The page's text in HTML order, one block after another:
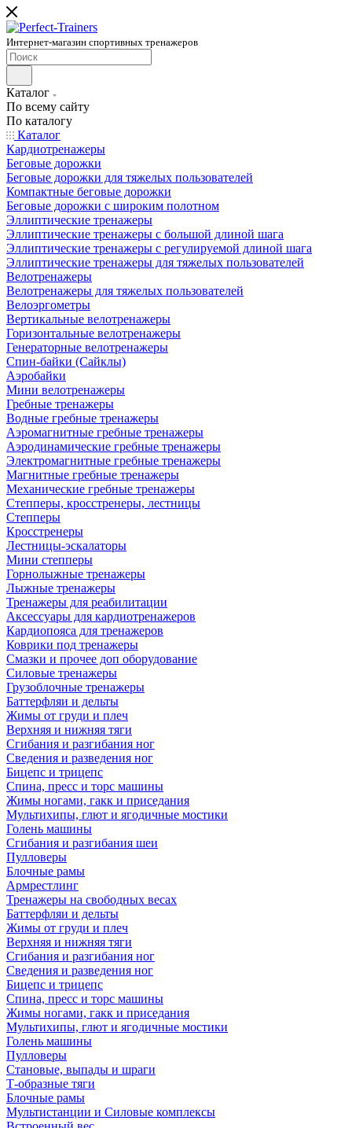
Интернет-магазин спортивных тренажеров
Каталог
По всему сайту
По каталогу
Каталог
Кардиотренажеры
Беговые дорожки
Беговые дорожки для тяжелых пользователей
Компактные беговые дорожки
Беговые дорожки с широким полотном
Эллиптические тренажеры
Эллиптические тренажеры с большой длиной шага
Эллиптические тренажеры с регулируемой длиной шага
Эллиптические тренажеры для тяжелых пользователей
Велотренажеры
Велотренажеры для тяжелых пользователей
Велоэргометры
Вертикальные велотренажеры
Горизонтальные велотренажеры
Генераторные велотренажеры
Спин-байки (Сайклы)
Аэробайки
Мини велотренажеры
Гребные тренажеры
Водные гребные тренажеры
Аэромагнитные гребные тренажеры
Аэродинамические гребные тренажеры
Электромагнитные гребные тренажеры
Магнитные гребные тренажеры
Механические гребные тренажеры
Степперы, кросстренеры, лестницы
Степперы
Кросстренеры
Лестницы-эскалаторы
Мини степперы
Горнолыжные тренажеры
Лыжные тренажеры
Тренажеры для реабилитации
Аксессуары для кардиотренажеров
Кардиопояса для тренажеров
Коврики под тренажеры
Смазки и прочее доп оборудование
Силовые тренажеры
Грузоблочные тренажеры
Баттерфляи и дельты
Жимы от груди и плеч
Верхняя и нижняя тяги
Сгибания и разгибания ног
Сведения и разведения ног
Бицепс и трицепс
Спина, пресс и торс машины
Жимы ногами, гакк и приседания
Мультихипы, глют и ягодичные мостики
Голень машины
Сгибания и разгибания шеи
Пулловеры
Блочные рамы
Армрестлинг
Тренажеры на свободных весах
Баттерфляи и дельты
Жимы от груди и плеч
Верхняя и нижняя тяги
Сгибания и разгибания ног
Сведения и разведения ног
Бицепс и трицепс
Спина, пресс и торс машины
Жимы ногами, гакк и приседания
Мультихипы, глют и ягодичные мостики
Голень машины
Пулловеры
Становые, выпады и шраги
Т-образные тяги
Блочные рамы
Мультистанции и Силовые комплексы